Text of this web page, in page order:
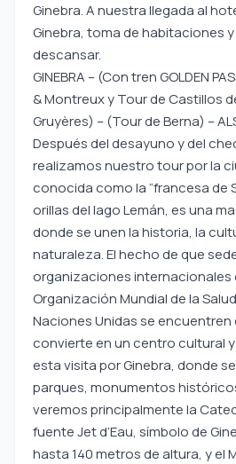
Ginebra. A nuestra llegada al
Ginebra, toma de habitaciones
descansar.
GINEBRA – (Con tren GOLDEN
& Montreux y Tour de Castillos
Gruyères) – (Tour de Berna) –
Después del desayuno y del
realizamos nuestro tour por la
conocida como la “francesa de
orillas del lago Lemán, es una
donde se unen la historia, la
naturaleza. El hecho de que
organizaciones internacionales
Organización Mundial de la Salud,
Naciones Unidas se encuentren
convierte en un centro cultural
esta visita por Ginebra, donde
parques, monumentos
veremos principalmente la
fuente Jet d’Eau, símbolo de
hasta 140 metros de altura, y el